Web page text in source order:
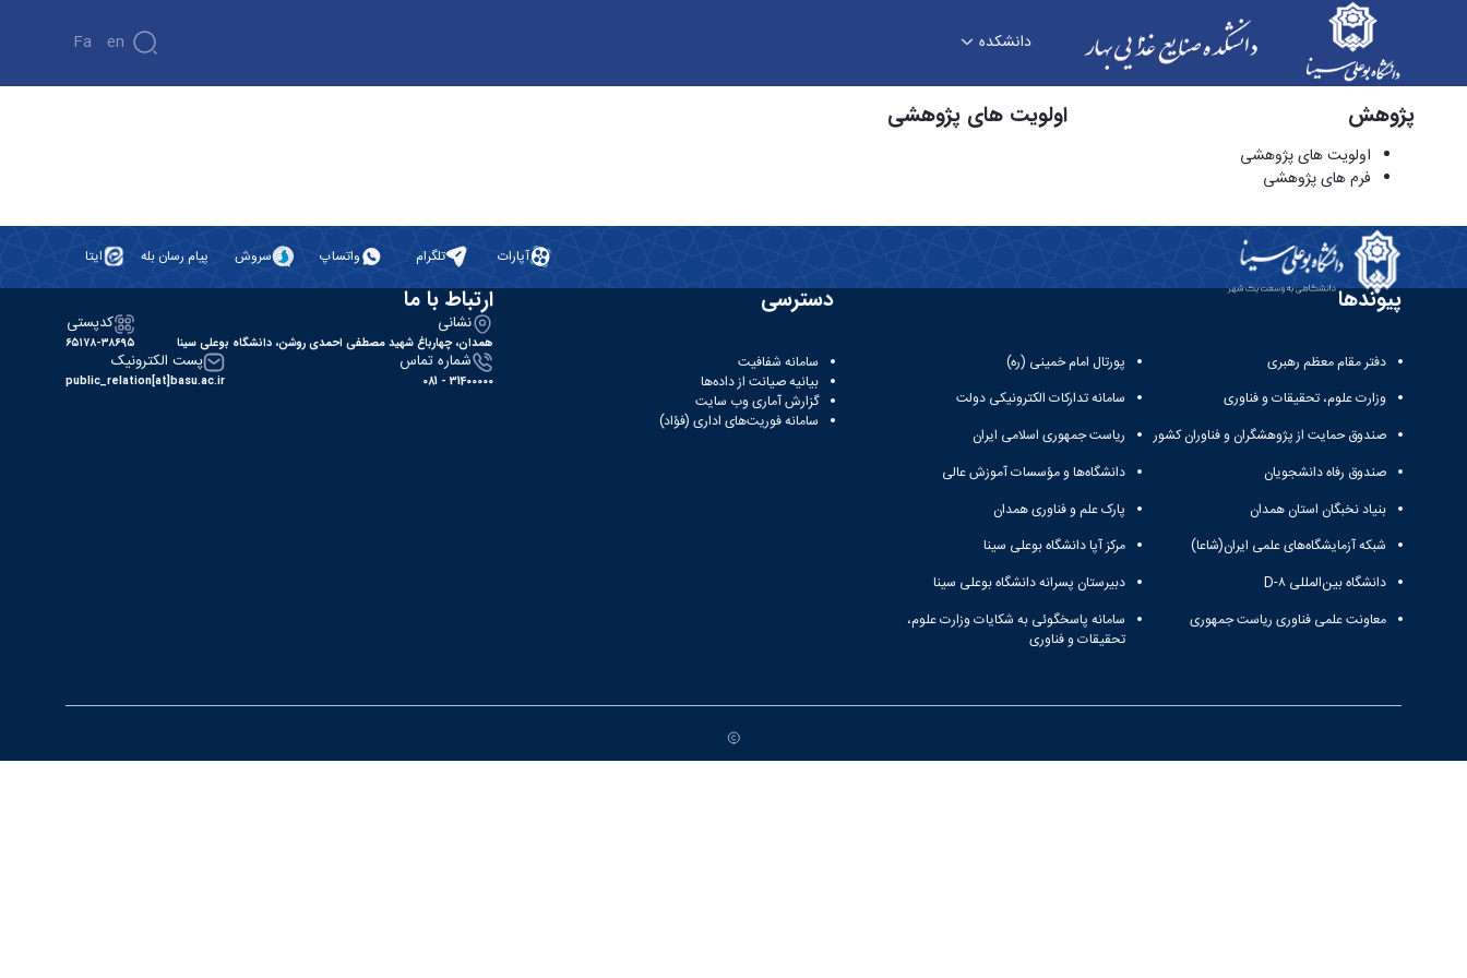
دانشکده Fa En
اولویت های پژوهشی - دانشکده صنایع غذایی بهار
پژوهش
اولویت های پژوهشی
فرم های پژوهشی
اولویت های پژوهشی
آپارات تلگرام واتساپ سروش پیام رسان بله ایتا
پیوندها
دفتر مقام معظم رهبری
وزارت علوم، تحقیقات و فناوری
صندوق حمایت از پژوهشگران و فناوران کشور
صندوق رفاه دانشجویان
بنیاد نخبگان استان همدان
شبکه آزمایشگاه‌های علمی ایران(شاعا)
دانشگاه بین‌المللی D-۸
معاونت علمی فناوری ریاست جمهوری
پورتال امام خمینی (ره)
سامانه تدارکات الکترونیکی دولت
ریاست جمهوری اسلامی ایران
دانشگاه‌ها و مؤسسات آموزش عالی
پارک علم و فناوری همدان
مرکز آپا دانشگاه بوعلی سینا
دبیرستان پسرانه دانشگاه بوعلی سینا
سامانه پاسخگوئی به شکایات وزارت علوم،
تحقیقات و فناوری
دسترسی
سامانه شفافیت
بیانیه صیانت از داده‌ها
گزارش آماری وب‌ سایت
سامانه فوریت‌های اداری (فؤاد)
ارتباط با ما
نشانی
همدان، چهارباغ شهید مصطفی احمدی روشن، دانشگاه بوعلی سینا
کدپستی
۶۵۱۷۸-۳۸۶۹۵
شماره تماس
31400000 - 081
پست الکترونیک
public_relation[at]basu.ac.ir